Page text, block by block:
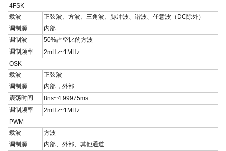
4FSK
载波
正弦波、方波、三角波、脉冲波、谐波、任意波（ DC除外）
调制源
内部
调制波
50%占空比的方波
调制频率
2mHz~1MHz
OSK
载波
正弦波
调制源
内部，外部
震荡时间
8ns~4.99975ms
调制频率
2mHz~1MHz
PWM
载波
方波
调制源
内部、外部、其他通道